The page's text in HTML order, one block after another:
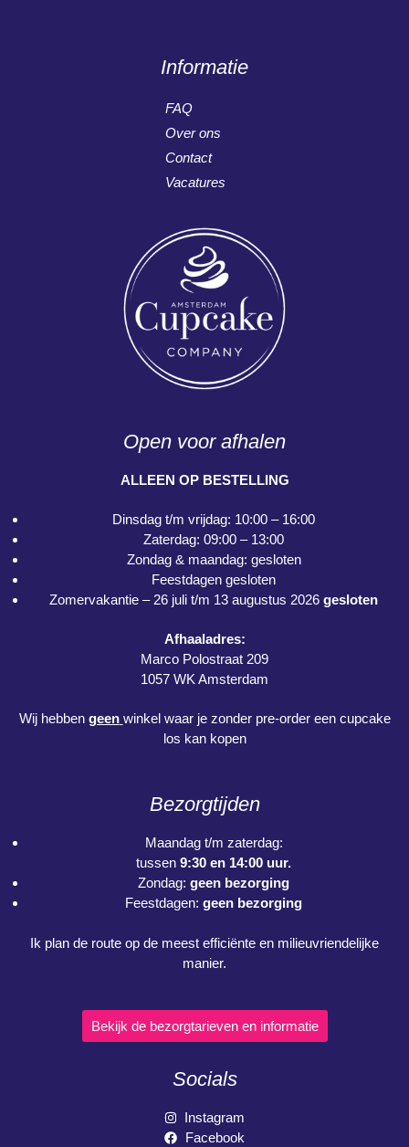
Informatie
FAQ
Over ons
Contact
Vacatures
Open voor afhalen
ALLEEN OP BESTELLING
Dinsdag t/m vrijdag: 10:00 – 16:00
Zaterdag: 09:00 – 13:00
Zondag & maandag: gesloten
Feestdagen gesloten
Zomervakantie – 26 juli t/m 13 augustus 2026 gesloten
Afhaaladres:
Marco Polostraat 209
1057 WK Amsterdam
Wij hebben geen winkel waar je zonder pre-order een cupcake
los kan kopen
Bezorgtijden
Maandag t/m zaterdag:
tussen 9:30 en 14:00 uur.
Zondag: geen bezorging
Feestdagen: geen bezorging
Ik plan de route op de meest efficiënte en milieuvriendelijke
manier.
Bekijk de bezorgtarieven en informatie
Socials
Instagram
Facebook